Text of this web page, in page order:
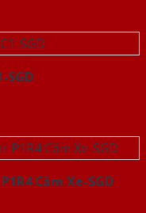
SGD
Căm Xe-SGD